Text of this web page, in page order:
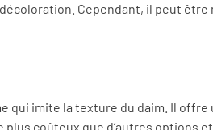
Cependant, il peut être
qui imite la texture du daim. Il
coûteux que d’autres options